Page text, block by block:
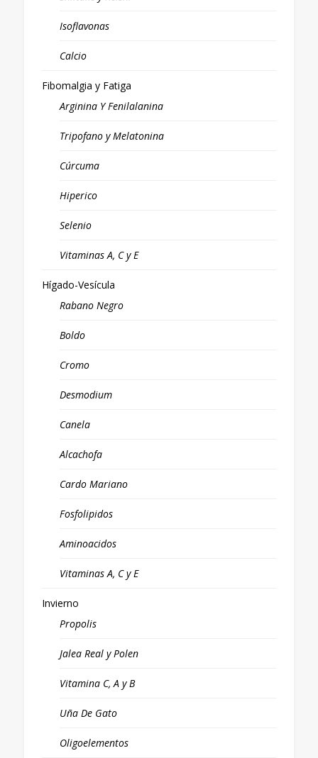
Isoflavonas
Calcio
Fibomalgia y Fatiga
Arginina Y Fenilalanina
Tripofano y Melatonina
Cúrcuma
Hiperico
Selenio
Vitaminas A, C y E
Hígado-Vesícula
Rabano Negro
Boldo
Cromo
Desmodium
Canela
Alcachofa
Cardo Mariano
Fosfolipidos
Aminoacidos
Vitaminas A, C y E
Invierno
Propolis
Jalea Real y Polen
Vitamina C, A y B
Uña De Gato
Oligoelementos